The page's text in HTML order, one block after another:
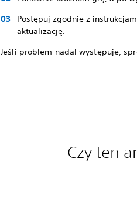
Postępuj zgodnie z
aktualizację.
Jeśli problem nadal występuje,
Czy ten